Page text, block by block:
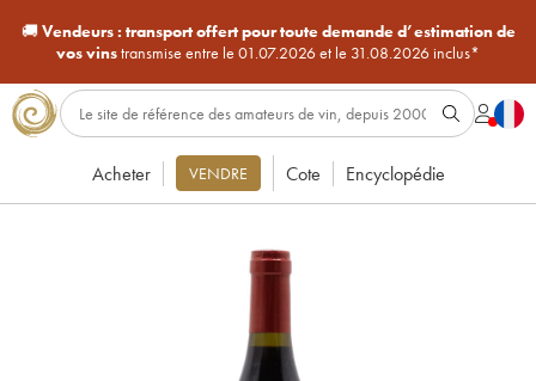
🚚Vendeurs : transport offert pour toute demande d’estimation de
vos vinstransmise entre le 01.07.2026 et le 31.08.2026 inclus*
Acheter VENDRE Cote Encyclopédie